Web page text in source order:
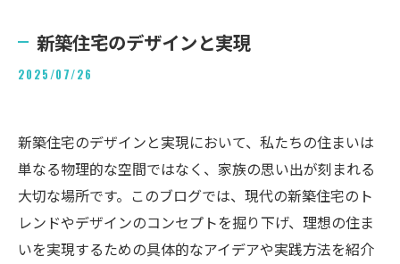
新築住宅のデザインと実現
2025/07/26
新築住宅のデザインと実現において、私たちの住まいは
単なる物理的な空間ではなく、家族の思い出が刻まれる
大切な場所です。このブログでは、現代の新築住宅のト
レンドやデザインのコンセプトを掘り下げ、理想の住ま
いを実現するための具体的なアイデアや実践方法を紹介